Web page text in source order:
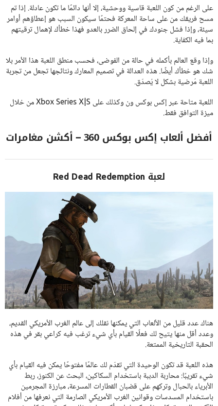
على الرغم من كون اللعبة قاسية ووحشية، إلا أنها دائمًا ما تكون عادلة. إذا تم
مسح فريقك من على ساحة المعركة فحتمًا سيكون السبب هو إعطاؤهم أوامر
سيئة، وإذا فشل جنودك في إلحاق الضرر بالعدو فهذا خطأك لإهمال ترقيتهم
بما فيه الكفاية.
وإذا وقع العالم بأكمله في حالة من الفوضى، فحسب منطق اللعبة هذا الأمر بلا
شك هو خطأك أيضًا. هذه العدالة في تصميم المعارك ونتائجها تجعل من تجربة
اللعبة مُرضية بشكل لا يُصدّق.
اللعبة متاحة عبر إكس بوكس ون وكذلك على Xbox Series X|S من خلال
ميزة التوافق فقط.
أفضل ألعاب إكس بوكس 360 – أكشن مغامرات
لعبة Red Dead Redemption
هناك عدد قليل من الألعاب التي يمكنها نقلك إلى عالم الغرب الأمريكي القديم،
وعدد أقل منها يتيح لك فعلًا القيام بأي شيء ترغب فيه كراعي بقر في هذه
الحقبة التاريخية الممتعة.
هذه اللعبة قد تكون الوحيدة التي تقدّم لك عالمًا مفتوحًا يمكن فيه القيام بأي
شيء تقريبًا: محاربة الدببة باستخدام السكاكين، البحث عن الكنوز، ربط
الأبرياء بالحبال وتركهم على قضبان القطارات المسرعة، مبارزة المجرمين
باستخدام المسدسات وقوانين الغرب الأمريكي الصارمة التي نعرفها من أفلام